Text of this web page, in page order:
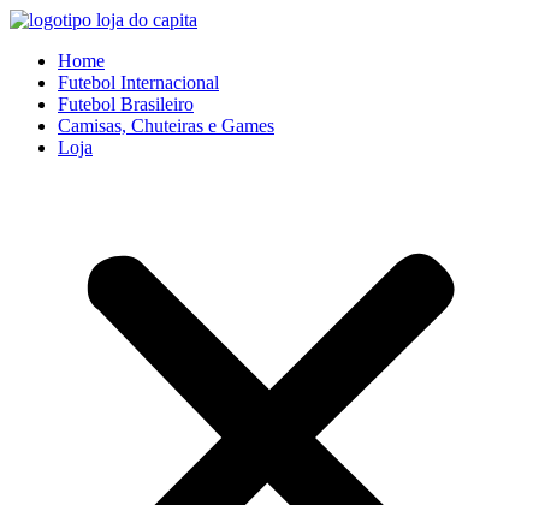
Ir
conteúdo
Home
Futebol Internacional
Futebol Brasileiro
Camisas, Chuteiras e Games
Loja